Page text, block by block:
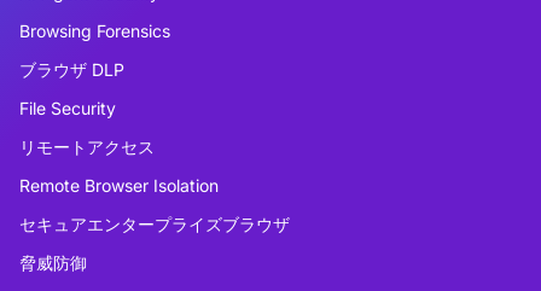
Browsing Forensics
ブラウザ DLP
File Security
リモートアクセス
Remote Browser Isolation
セキュアエンタープライズブラウザ
脅威防御